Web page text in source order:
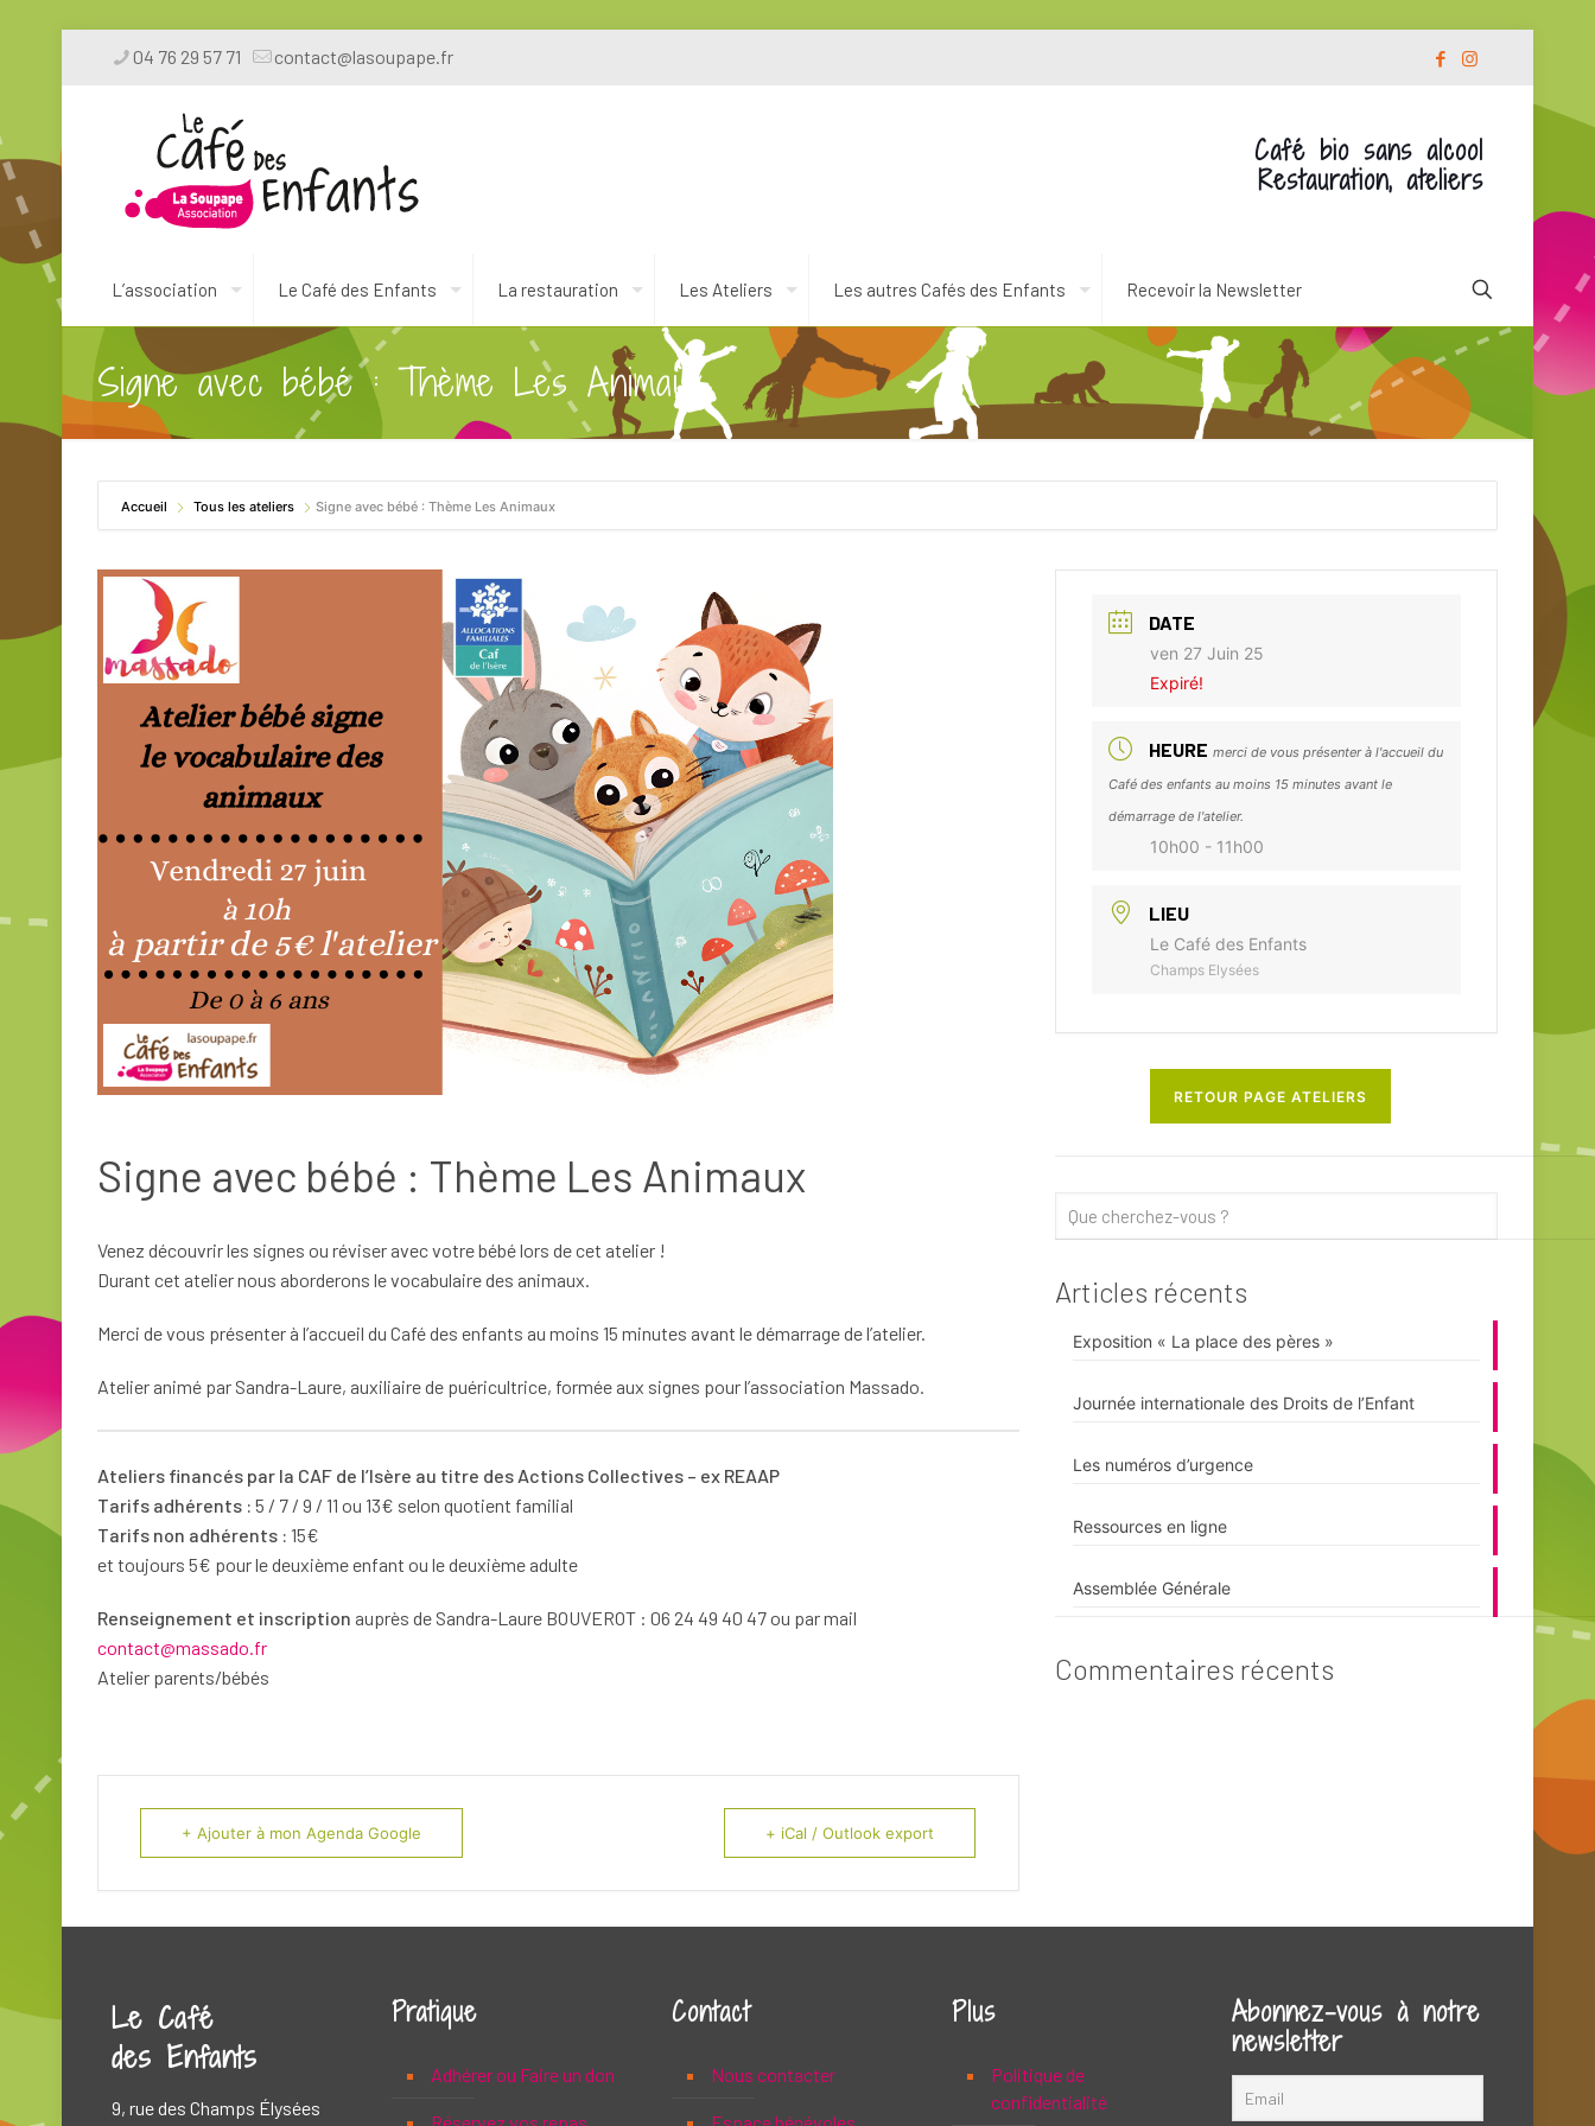
04 76 29 57 71 contact@lasoupape.fr
L’association Le Café des Enfants La restauration Les Ateliers Les autres Cafés des Enfants Recevoir la Newsletter
Café bio sans alcool
Restauration, ateliers
Signe avec bébé : Thème Les Animaux
Accueil Tous les ateliers Signe avec bébé : Thème Les Animaux
Signe avec bébé : Thème Les Animaux
Venez découvrir les signes ou réviser avec votre bébé lors de cet atelier !
Durant cet atelier nous aborderons le vocabulaire des animaux.
Merci de vous présenter à l’accueil du Café des enfants au moins 15 minutes avant le démarrage de l’atelier.
Atelier animé par Sandra-Laure, auxiliaire de puéricultrice, formée aux signes pour l’association Massado.
Ateliers financés par la CAF de l’Isère au titre des Actions Collectives – ex REAAP
Tarifs adhérents : 5 / 7 / 9 / 11 ou 13€ selon quotient familial
Tarifs non adhérents : 15€
et toujours 5€ pour le deuxième enfant ou le deuxième adulte
Renseignement et inscription auprès de Sandra-Laure BOUVEROT : 06 24 49 40 47 ou par mail
contact@massado.fr
Atelier parents/bébés
+ Ajouter à mon Agenda Google + iCal / Outlook export
DATE
ven 27 Juin 25
Expiré!
HEURE merci de vous présenter à l'accueil du
Café des enfants au moins 15 minutes avant le
démarrage de l'atelier.
10h00 - 11h00
LIEU
Le Café des Enfants
Champs Elysées
RETOUR PAGE ATELIERS
Articles récents
Exposition « La place des pères »
Journée internationale des Droits de l’Enfant
Les numéros d’urgence
Ressources en ligne
Assemblée Générale
Commentaires récents
Le Café
des Enfants
9, rue des Champs Élysées
Pratique
Adhérer ou Faire un don
Contact
Nous contacter
Plus
Politique de
confidentialité
Abonnez-vous à notre
newsletter